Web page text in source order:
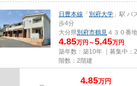
日豊本線 「 別府大学 」駅 バ
歩4分
大分県別府市鶴見 ４３０番
4.85万円～5.45万円
築年数：築10年 ｜募集中：
階数：2階建
4.85万円